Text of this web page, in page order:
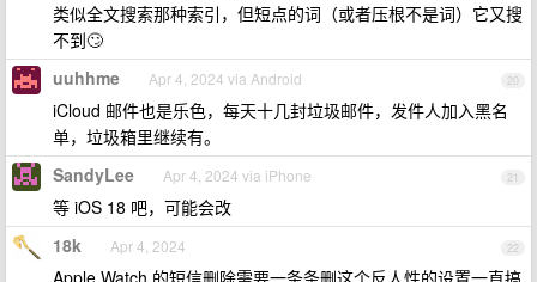
类似全文搜索那种索引，但短点的词（或者压根不是词）它又搜
不到🙄
20
uuhhme Apr 4, 2024 via Android
iCloud 邮件也是乐色，每天十几封垃圾邮件，发件人加入黑名
单，垃圾箱里继续有。
21
SandyLee Apr 4, 2024 via iPhone
等 iOS 18 吧，可能会改
22
18k Apr 4, 2024
Apple Watch 的短信删除需要一条条删这个反人性的设置一直搞